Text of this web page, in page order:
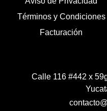
Términos y Condiciones
Facturación
Calle 116 #442 x